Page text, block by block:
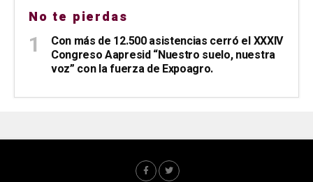
No te pierdas
Con más de 12.500 asistencias cerró el XXXIV
Congreso Aapresid “Nuestro suelo, nuestra
voz” con la fuerza de Expoagro.